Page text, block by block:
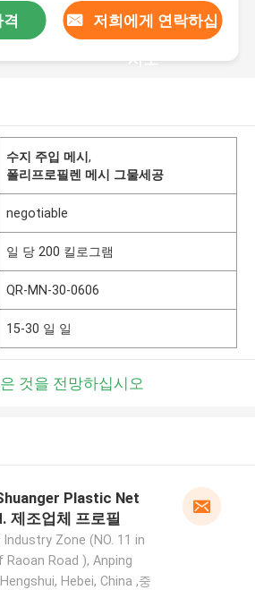
저희에게 연락하십
시오
수지 주입 메시,
폴리프로필렌 메시 그물세공
negotiable
일 당 200 킬로그램
QR-MN-30-0606
15-30 일 일
것을 전망하십시오
Plastic Net
제조업체 프로필
Industry Zone (NO. 11 in
Raoan Road ), Anping
Hebei, China ,중